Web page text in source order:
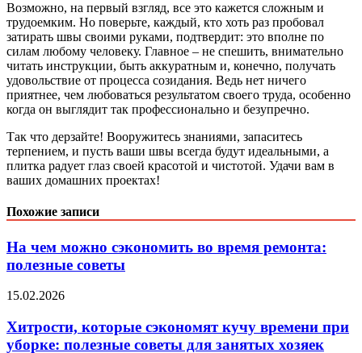
Возможно, на первый взгляд, все это кажется сложным и
трудоемким. Но поверьте, каждый, кто хоть раз пробовал
затирать швы своими руками, подтвердит: это вполне по
силам любому человеку. Главное – не спешить, внимательно
читать инструкции, быть аккуратным и, конечно, получать
удовольствие от процесса созидания. Ведь нет ничего
приятнее, чем любоваться результатом своего труда, особенно
когда он выглядит так профессионально и безупречно.
Так что дерзайте! Вооружитесь знаниями, запаситесь
терпением, и пусть ваши швы всегда будут идеальными, а
плитка радует глаз своей красотой и чистотой. Удачи вам в
ваших домашних проектах!
Похожие записи
На чем можно сэкономить во время ремонта:
полезные советы
15.02.2026
Хитрости, которые сэкономят кучу времени при
уборке: полезные советы для занятых хозяек